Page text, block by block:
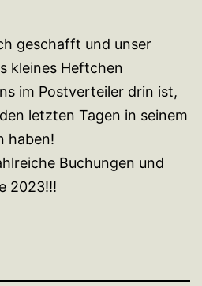
geschafft und unser
kleines Heftchen
im Postverteiler drin ist,
letzten Tagen in seinem
haben!
Buchungen und
2023!!!